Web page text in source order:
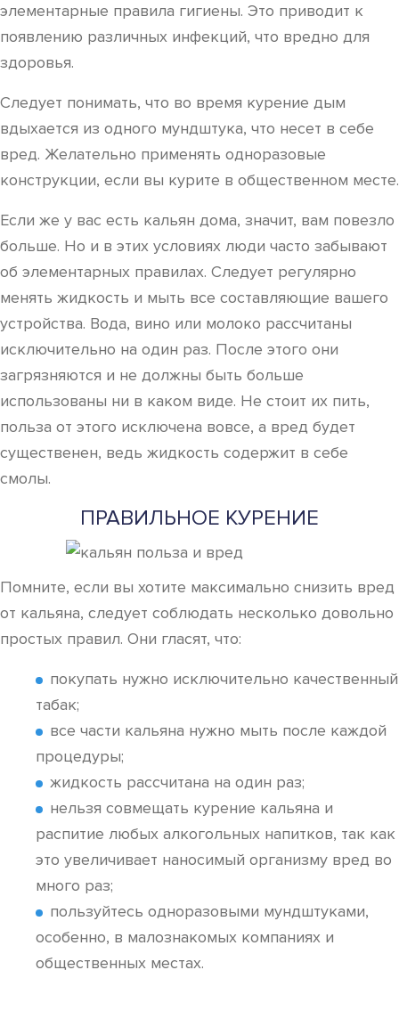
элементарные правила гигиены. Это приводит к
появлению различных инфекций, что вредно для
здоровья.
Следует понимать, что во время курение дым
вдыхается из одного мундштука, что несет в себе
вред. Желательно применять одноразовые
конструкции, если вы курите в общественном месте.
Если же у вас есть кальян дома, значит, вам повезло
больше. Но и в этих условиях люди часто забывают
об элементарных правилах. Следует регулярно
менять жидкость и мыть все составляющие вашего
устройства. Вода, вино или молоко рассчитаны
исключительно на один раз. После этого они
загрязняются и не должны быть больше
использованы ни в каком виде. Не стоит их пить,
польза от этого исключена вовсе, а вред будет
существенен, ведь жидкость содержит в себе
смолы.
ПРАВИЛЬНОЕ КУРЕНИЕ
Помните, если вы хотите максимально снизить вред
от кальяна, следует соблюдать несколько довольно
простых правил. Они гласят, что:
покупать нужно исключительно качественный
табак;
все части кальяна нужно мыть после каждой
процедуры;
жидкость рассчитана на один раз;
нельзя совмещать курение кальяна и
распитие любых алкогольных напитков, так как
это увеличивает наносимый организму вред во
много раз;
пользуйтесь одноразовыми мундштуками,
особенно, в малознакомых компаниях и
общественных местах.